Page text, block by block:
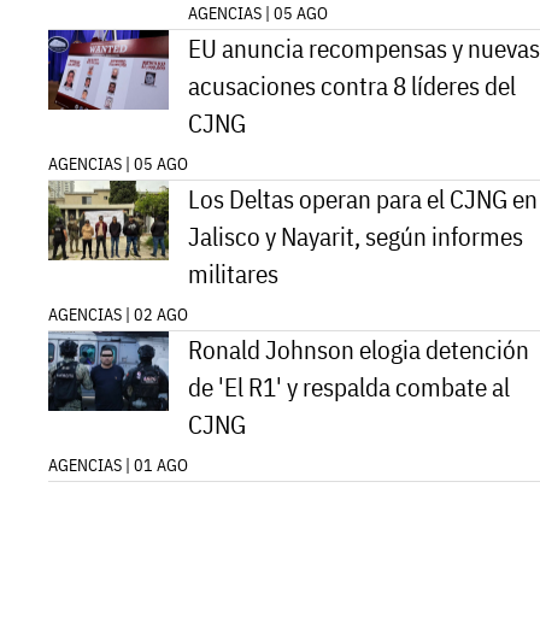
AGENCIAS | 05 AGO
EU anuncia recompensas y nuevas
acusaciones contra 8 líderes del
CJNG
AGENCIAS | 05 AGO
Los Deltas operan para el CJNG en
Jalisco y Nayarit, según informes
militares
AGENCIAS | 02 AGO
Ronald Johnson elogia detención
de 'El R1' y respalda combate al
CJNG
AGENCIAS | 01 AGO